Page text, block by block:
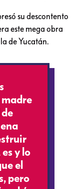
su descontento
este mega obra
de Yucatán.
madre
y lo
el
pero